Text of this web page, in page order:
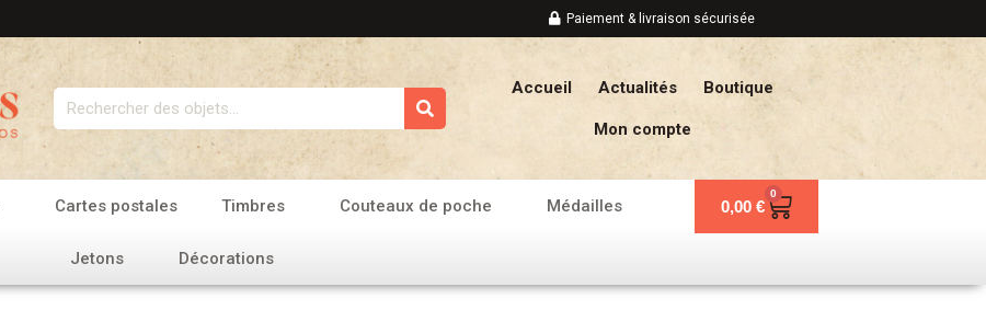
Paiement & livraison sécurisée
Rechercher
Accueil Actualités Boutique
Mon compte
Cartes postales Timbres Couteaux de poche Médailles
Jetons Décorations
0,00 €
0
Panier